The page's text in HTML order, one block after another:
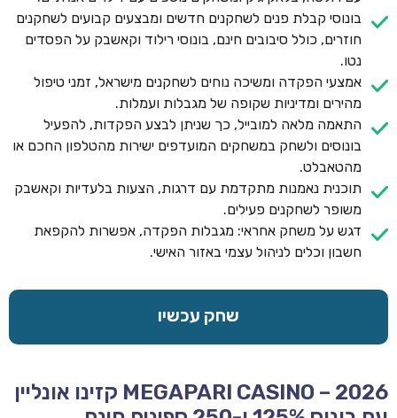
בונוסי קבלת פנים לשחקנים חדשים ומבצעים קבועים לשחקנים
חוזרים, כולל סיבובים חינם, בונוסי רילוד וקאשבק על הפסדים
נטו.
אמצעי הפקדה ומשיכה נוחים לשחקנים מישראל, זמני טיפול
מהירים ומדיניות שקופה של מגבלות ועמלות.
התאמה מלאה למובייל, כך שניתן לבצע הפקדות, להפעיל
בונוסים ולשחק במשחקים המועדפים ישירות מהטלפון החכם או
מהטאבלט.
תוכנית נאמנות מתקדמת עם דרגות, הצעות בלעדיות וקאשבק
משופר לשחקנים פעילים.
דגש על משחק אחראי: מגבלות הפקדה, אפשרות להקפאת
חשבון וכלים לניהול עצמי באזור האישי.
שחק עכשיו
MEGAPARI CASINO – 2026 קזינו אונליין